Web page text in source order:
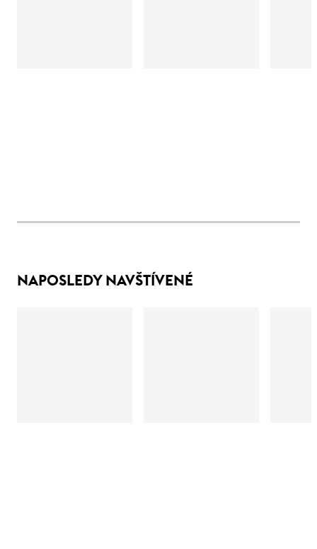
NAPOSLEDY NAVŠTÍVENÉ